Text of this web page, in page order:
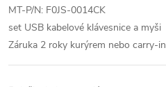
MT-P/N: F0JS-0014CK
set USB kabelové klávesnice a myši
Záruka 2 roky kurýrem nebo carry-in